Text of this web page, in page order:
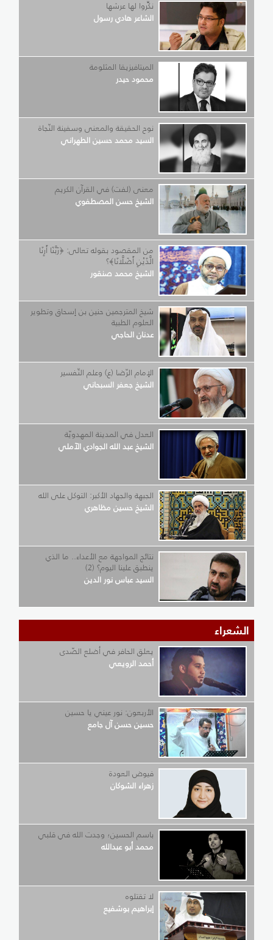
نكِّروا لها عرشها
الشاعر هادي رسول
الميتافيزيقا المثلومة
محمود حيدر
نوح الحقيقة والمعنى وسفينة النّجاة
السيد محمد حسين الطهراني
معنى (لفت) في القرآن الكريم
الشيخ حسن المصطفوي
من المقصود بقوله تعالى: ﴿رَبَّنَا أَرِنَا
الَّذَيْنِ أَضَلَّانَا﴾؟
الشيخ محمد صنقور
شيخ المترجمين حنين بن إسحاق وتطوير
العلوم الطبية
عدنان الحاجي
الإمام الرّضا (ع) وعلم التّفسير
الشيخ جعفر السبحاني
العدل في المدينة المهدويّة
الشيخ عبد الله الجوادي الآملي
الجبهة والجهاد الأكبر: التوكل على الله
الشيخ حسين مظاهري
نتائج المواجهة مع الأعداء.. ما الذي
ينطبق علينا اليوم؟ (2)
السيد عباس نور الدين
الشعراء
يعلق الحافر في أضلع الصّدى
أحمد الرويعي
الأربعون: نور عيني يا حسين
حسين حسن آل جامع
فيوض العودة
زهراء الشوكان
باسم الحسين؛ وجدت الله في قلبي
محمد أبو عبدالله
لا تقتلوه
إبراهيم بوشفيع